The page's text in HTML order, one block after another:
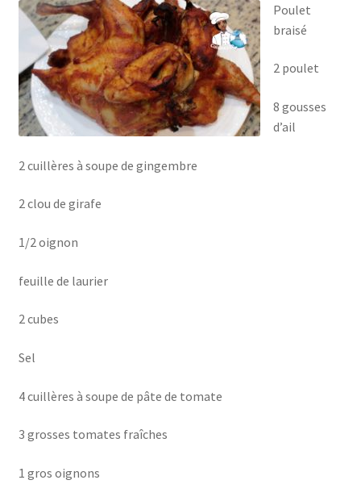
Poulet
braisé
2 poulet
8 gousses
d’ail
2 cuillères à soupe de gingembre
2 clou de girafe
1/2 oignon
feuille de laurier
2 cubes
Sel
4 cuillères à soupe de pâte de tomate
3 grosses tomates fraîches
1 gros oignons